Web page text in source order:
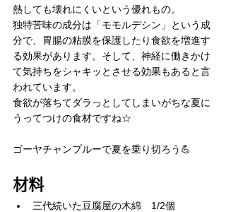
熱しても壊れにくいという優れもの。
独特苦味の成分は「モモルデシン」という成
分で、胃腸の粘膜を保護したり食欲を増進す
る効果があります。そして、神経に働きかけ
て気持ちをシャキッとさせる効果もあると言
われています。
食欲が落ちてダラっとしてしまいがちな夏に
うってつけの食材ですね☆
ゴーヤチャンプルーで夏を乗り切ろう💪
材料
三代続いた豆腐屋の木綿　1/2個